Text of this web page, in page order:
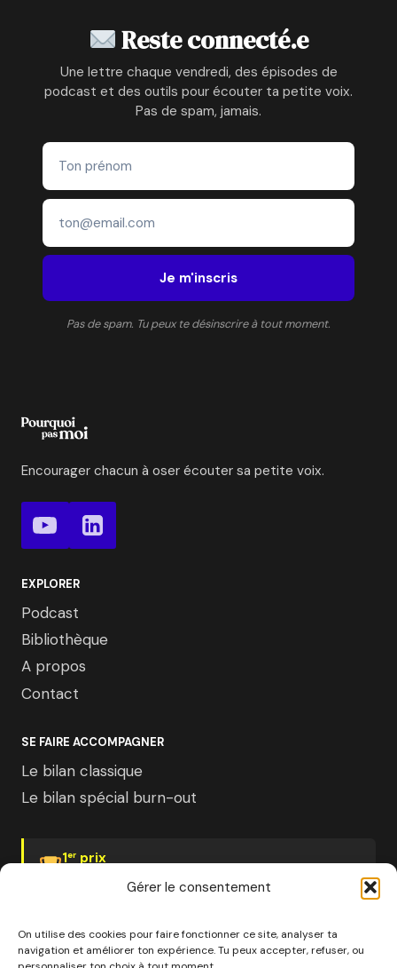
Gérer le consentement
On utilise des cookies pour faire fonctionner ce site, analyser ta
navigation et améliorer ton expérience. Tu peux accepter, refuser, ou
Reste connecté.e
Une lettre chaque vendredi, des épisodes de
podcast et des outils pour écouter ta petite voix.
Pas de spam, jamais.
Je m'inscris
Pas de spam. Tu peux te désinscrire à tout moment.
Encourager chacun à oser écouter sa petite voix.
EXPLORER
Podcast
Bibliothèque
A propos
Contact
SE FAIRE ACCOMPAGNER
Le bilan classique
Le bilan spécial burn-out
1er prix